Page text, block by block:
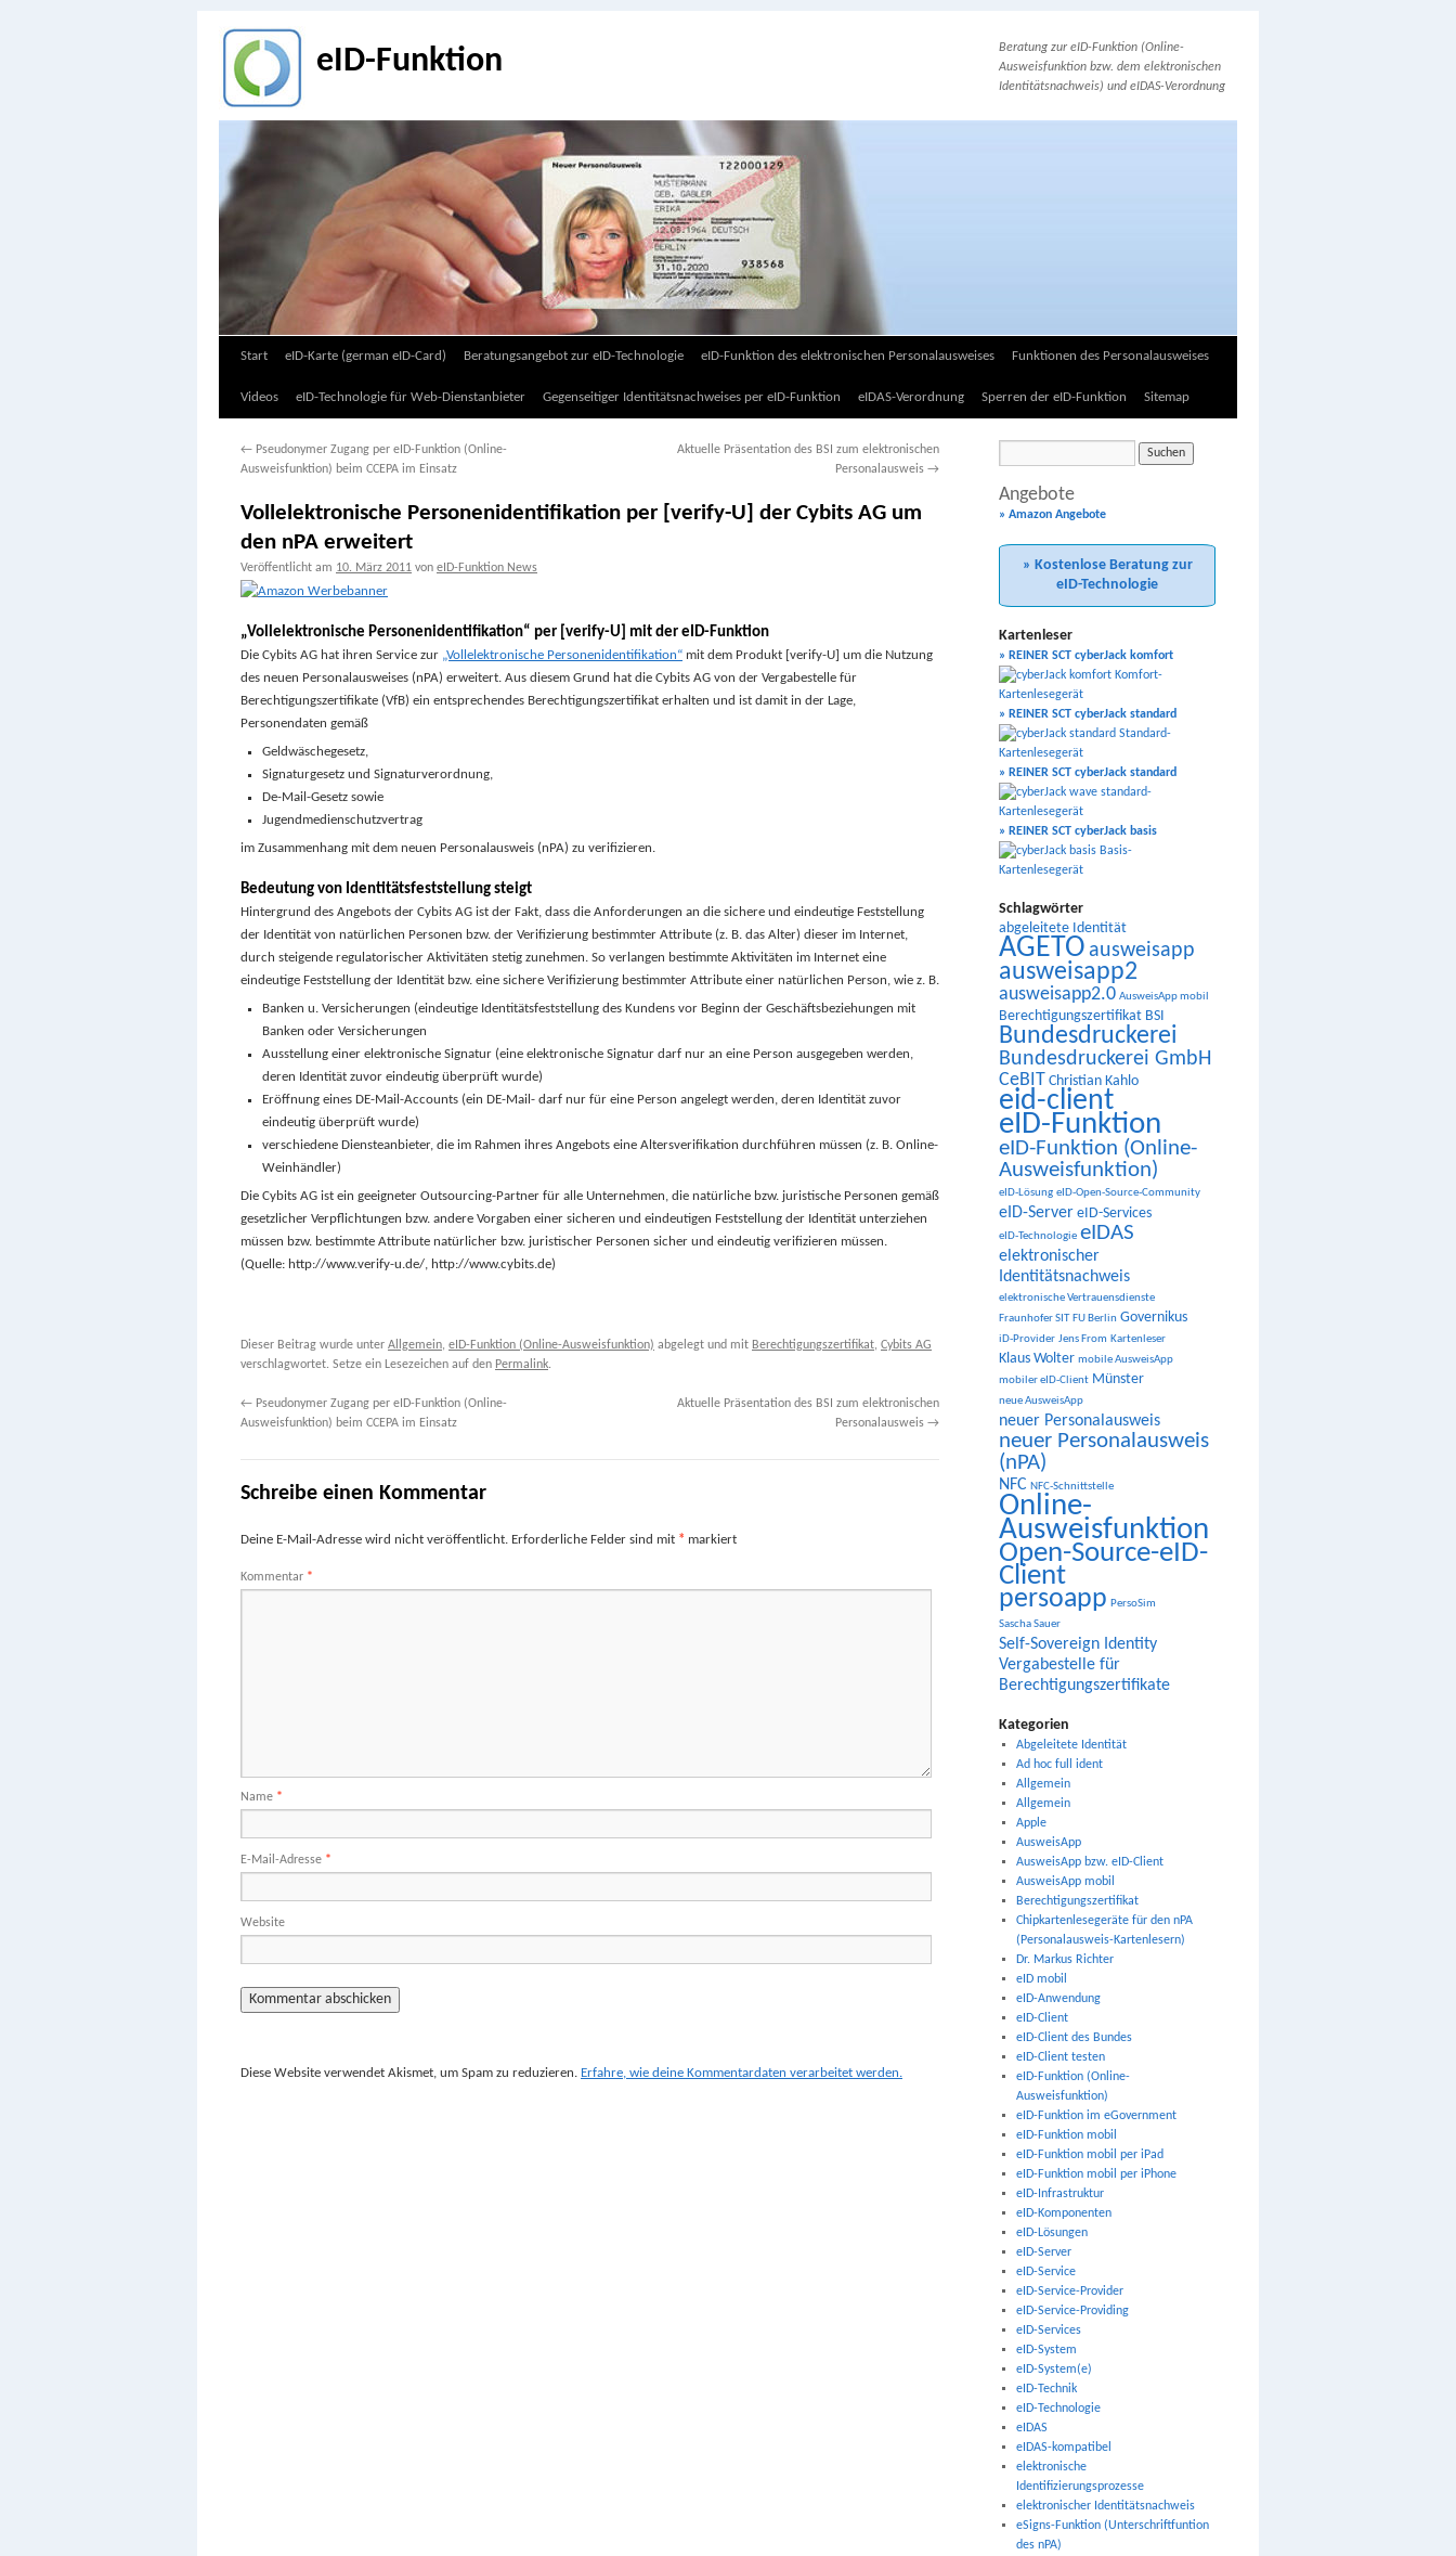
eID-Funktion
Beratung zur eID-Funktion (Online-
Ausweisfunktion bzw. dem elektronischen
Identitätsnachweis) und eIDAS-Verordnung
Zum
Inhalt
Start eID-Karte (german eID-Card) Beratungsangebot zur eID-Technologie eID-Funktion des elektronischen Personalausweises Funktionen des Personalausweises
Videos eID-Technologie für Web-Dienstanbieter Gegenseitiger Identitätsnachweises per eID-Funktion eIDAS-Verordnung Sperren der eID-Funktion Sitemap
← Pseudonymer Zugang per eID-Funktion (Online-
Ausweisfunktion) beim CCEPA im Einsatz
Aktuelle Präsentation des BSI zum elektronischen
Personalausweis →
Vollelektronische Personenidentifikation per [verify-U] der Cybits AG um
den nPA erweitert
Veröffentlicht am 10. März 2011 von eID-Funktion News
„Vollelektronische Personenidentifikation“ per [verify-U] mit der eID-Funktion
Die Cybits AG hat ihren Service zur „Vollelektronische Personenidentifikation“ mit dem Produkt [verify-U] um die Nutzung
des neuen Personalausweises (nPA) erweitert. Aus diesem Grund hat die Cybits AG von der Vergabestelle für
Berechtigungszertifikate (VfB) ein entsprechendes Berechtigungszertifikat erhalten und ist damit in der Lage,
Personendaten gemäß
Geldwäschegesetz,
Signaturgesetz und Signaturverordnung,
De-Mail-Gesetz sowie
Jugendmedienschutzvertrag
im Zusammenhang mit dem neuen Personalausweis (nPA) zu verifizieren.
Bedeutung von Identitätsfeststellung steigt
Hintergrund des Angebots der Cybits AG ist der Fakt, dass die Anforderungen an die sichere und eindeutige Feststellung
der Identität von natürlichen Personen bzw. der Verifizierung bestimmter Attribute (z. B. das Alter) dieser im Internet,
durch steigende regulatorischer Aktivitäten stetig zunehmen. So verlangen bestimmte Aktivitäten im Internet eine
eindeutige Feststellung der Identität bzw. eine sichere Verifizierung bestimmter Attribute einer natürlichen Person, wie z. B.
Banken u. Versicherungen (eindeutige Identitätsfeststellung des Kundens vor Beginn der Geschäftsbeziehungen mit
Banken oder Versicherungen
Ausstellung einer elektronische Signatur (eine elektronische Signatur darf nur an eine Person ausgegeben werden,
deren Identität zuvor eindeutig überprüft wurde)
Eröffnung eines DE-Mail-Accounts (ein DE-Mail- darf nur für eine Person angelegt werden, deren Identität zuvor
eindeutig überprüft wurde)
verschiedene Diensteanbieter, die im Rahmen ihres Angebots eine Altersverifikation durchführen müssen (z. B. Online-
Weinhändler)
Die Cybits AG ist ein geeigneter Outsourcing-Partner für alle Unternehmen, die natürliche bzw. juristische Personen gemäß
gesetzlicher Verpflichtungen bzw. andere Vorgaben einer sicheren und eindeutigen Feststellung der Identität unterziehen
müssen bzw. bestimmte Attribute natürlicher bzw. juristischer Personen sicher und eindeutig verifizieren müssen.
(Quelle: http://www.verify-u.de/, http://www.cybits.de)
Dieser Beitrag wurde unter Allgemein, eID-Funktion (Online-Ausweisfunktion) abgelegt und mit Berechtigungszertifikat, Cybits AG
verschlagwortet. Setze ein Lesezeichen auf den Permalink.
← Pseudonymer Zugang per eID-Funktion (Online-
Ausweisfunktion) beim CCEPA im Einsatz
Aktuelle Präsentation des BSI zum elektronischen
Personalausweis →
Schreibe einen Kommentar
Deine E-Mail-Adresse wird nicht veröffentlicht. Erforderliche Felder sind mit * markiert
Kommentar *
Name *
E-Mail-Adresse *
Website
Diese Website verwendet Akismet, um Spam zu reduzieren. Erfahre, wie deine Kommentardaten verarbeitet werden.
Angebote
» Amazon Angebote
» Kostenlose Beratung zur
eID-Technologie
Kartenleser
» REINER SCT cyberJack komfort
» REINER SCT cyberJack standard
» REINER SCT cyberJack standard
» REINER SCT cyberJack basis
Schlagwörter
abgeleitete Identität
AGETO ausweisapp
ausweisapp2
ausweisapp2.0 AusweisApp mobil
Berechtigungszertifikat BSI
Bundesdruckerei
Bundesdruckerei GmbH
CeBIT Christian Kahlo
eid-client
eID-Funktion
eID-Funktion (Online-
Ausweisfunktion)
eID-Lösung eID-Open-Source-Community
eID-Server eID-Services
eID-Technologie eIDAS
elektronischer
Identitätsnachweis
elektronische Vertrauensdienste
Fraunhofer SIT FU Berlin Governikus
iD-Provider Jens From Kartenleser
Klaus Wolter mobile AusweisApp
mobiler eID-Client Münster
neue AusweisApp
neuer Personalausweis
neuer Personalausweis
(nPA)
NFC NFC-Schnittstelle
Online-
Ausweisfunktion
Open-Source-eID-
Client
persoapp PersoSim
Sascha Sauer
Self-Sovereign Identity
Vergabestelle für
Berechtigungszertifikate
Kategorien
Abgeleitete Identität
Ad hoc full ident
Allgemein
Allgemein
Apple
AusweisApp
AusweisApp bzw. eID-Client
AusweisApp mobil
Berechtigungszertifikat
Chipkartenlesegeräte für den nPA
(Personalausweis-Kartenlesern)
Dr. Markus Richter
eID mobil
eID-Anwendung
eID-Client
eID-Client des Bundes
eID-Client testen
eID-Funktion (Online-
Ausweisfunktion)
eID-Funktion im eGovernment
eID-Funktion mobil
eID-Funktion mobil per iPad
eID-Funktion mobil per iPhone
eID-Infrastruktur
eID-Komponenten
eID-Lösungen
eID-Server
eID-Service
eID-Service-Provider
eID-Service-Providing
eID-Services
eID-System
eID-System(e)
eID-Technik
eID-Technologie
eIDAS
eIDAS-kompatibel
elektronische
Identifizierungsprozesse
elektronischer Identitätsnachweis
eSigns-Funktion (Unterschriftfuntion
des nPA)